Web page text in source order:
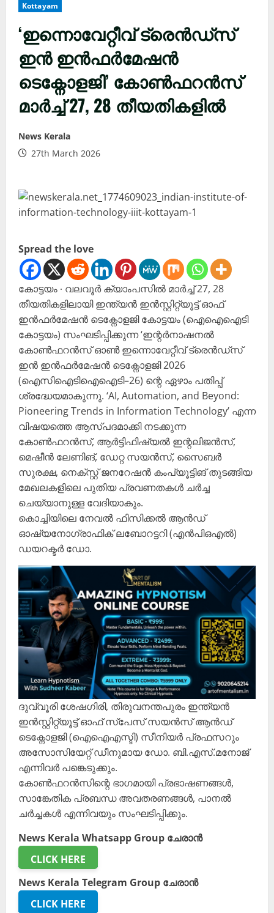
Kottayam
‘ഇന്നൊവേറ്റീവ് ട്രെൻഡ്സ്
ഇൻ ഇൻഫർമേഷൻ
ടെക്നോളജി’ കോൺഫറൻസ്
മാർച്ച് 27, 28 തീയതികളിൽ
News Kerala
27th March 2026
Spread the love
കോട്ടയം ∙ വലവൂർ ക്യാംപസിൽ മാർച്ച് 27, 28
തീയതികളിലായി ഇന്ത്യൻ ഇൻസ്റ്റിറ്റ്യൂട്ട് ഓഫ്
ഇൻഫർമേഷൻ ടെക്നോളജി കോട്ടയം (ഐഐഐടി
കോട്ടയം) സംഘടിപ്പിക്കുന്ന ‘ഇന്റർനാഷനൽ
കോൺഫറൻസ് ഓൺ ഇന്നൊവേറ്റീവ് ട്രെൻഡ്സ്
ഇൻ ഇൻഫർമേഷൻ ടെക്നോളജി 2026
(ഐസിഐടിഐഐടി–26) ന്റെ ഏഴാം പതിപ്പ്
ശ്രദ്ധേയമാകുന്നു. ‘AI, Automation, and Beyond:
Pioneering Trends in Information Technology’ എന്ന
വിഷയത്തെ ആസ്പദമാക്കി നടക്കുന്ന
കോൺഫറൻസ്, ആർട്ടിഫിഷ്യൽ ഇന്റലിജൻസ്,
മെഷീൻ ലേണിങ്, ഡേറ്റ സയൻസ്, സൈബർ
സുരക്ഷ, നെക്സ്റ്റ് ജനറേഷൻ കംപ്യൂട്ടിങ് തുടങ്ങിയ
മേഖലകളിലെ പുതിയ പ്രവണതകൾ ചർച്ച
ചെയ്യാനുള്ള വേദിയാകും.
കൊച്ചിയിലെ നേവൽ ഫിസിക്കൽ ആൻഡ്
ഓഷ്യനോഗ്രാഫിക് ലബോറട്ടറി (എൻപിഒഎൽ)
ഡയറക്ടർ ഡോ.
ദുവ്വൂരി ശേഷഗിരി, തിരുവനന്തപുരം ഇന്ത്യൻ
ഇൻസ്റ്റിറ്റ്യൂട്ട് ഓഫ് സ്പേസ് സയൻസ് ആൻഡ്
ടെക്നോളജി (ഐഐഎസ്ടി) സീനിയർ പ്രഫസറും
അസോസിയേറ്റ് ഡീനുമായ ഡോ. ബി.എസ്.മനോജ്
എന്നിവർ പങ്കെടുക്കും.
കോൺഫറൻസിന്റെ ഭാഗമായി പ്രഭാഷണങ്ങൾ,
സാങ്കേതിക പ്രബന്ധ അവതരണങ്ങൾ, പാനൽ
ചർച്ചകൾ എന്നിവയും സംഘടിപ്പിക്കും.
News Kerala Whatsapp Group ചേരാൻ
CLICK HERE
News Kerala Telegram Group ചേരാൻ
CLICK HERE